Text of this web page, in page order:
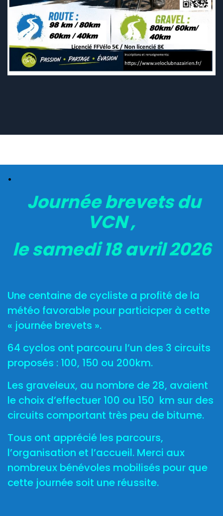
.
Journée brevets du
VCN ,
le samedi 18 avril 2026
Une centaine de cycliste a profité de la
météo favorable pour particicper à cette
« journée brevets ».
64 cyclos ont parcouru l’un des 3 circuits
proposés : 100, 150 ou 200km.
Les graveleux, au nombre de 28, avaient
le choix d’effectuer 100 ou 150 km sur des
circuits comportant très peu de bitume.
Tous ont apprécié les parcours,
l’organisation et l’accueil. Merci aux
nombreux bénévoles mobilisés pour que
cette journée soit une réussite.